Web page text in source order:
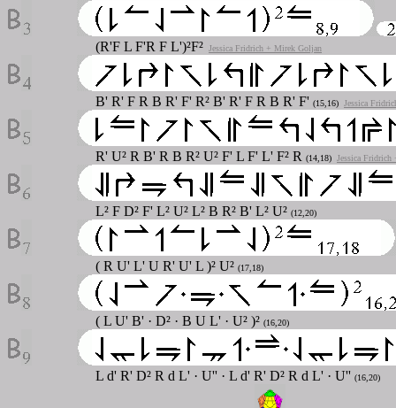
(R'F L F'R F L')²F² Jessica Fridrich + Mirek Goljan
B' R' F R B R' F' R² B' R' F R B R' F' (15,16) Jessica
R' U² R B' R B R² U² F' L F' L' F² R (14,18) Jessica
L² F D² F' L² U² L² B R² B' L² U² (12,20)
( R U' L' U R' U' L )² U² (17,18)
( L U' B' · D² · B U L' · U² )² (16,20)
L d' R' D² R d L' · U'' · L d' R' D² R d L' · U'' (16,20)